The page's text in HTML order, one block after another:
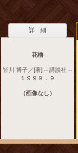
詳 細
花櫓
皆川 博子／[著] -- 講談社 --
１９９９．９
（画像なし）